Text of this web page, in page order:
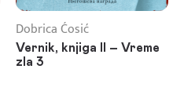
Dobrica Ćosić
Vernik, knjiga II – Vreme
zla 3